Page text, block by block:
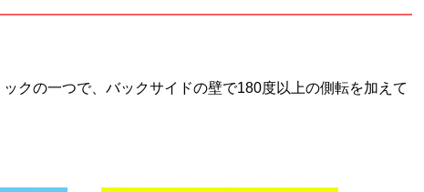
クの一つで、バックサイドの壁で180度以上の側転を加えて